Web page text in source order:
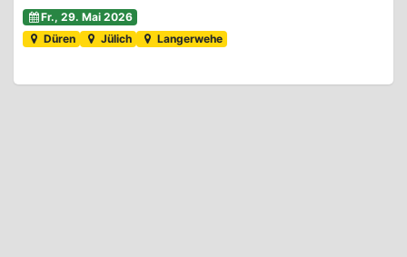
Fr., 29. Mai 2026
Düren
Jülich Langerwehe